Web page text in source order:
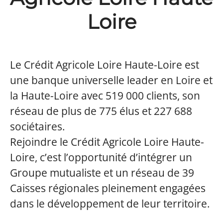
Loire
Le Crédit Agricole Loire Haute-Loire est
une banque universelle leader en Loire et
la Haute-Loire avec 519 000 clients, son
réseau de plus de 775 élus et 227 688
sociétaires.
Rejoindre le Crédit Agricole Loire Haute-
Loire, c’est l’opportunité d’intégrer un
Groupe mutualiste et un réseau de 39
Caisses régionales pleinement engagées
dans le développement de leur territoire.